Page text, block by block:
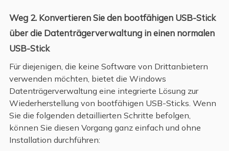
Weg 2. Konvertieren Sie den bootfähigen USB-Stick
über die Datenträgerverwaltung in einen normalen
USB-Stick
Für diejenigen, die keine Software von Drittanbietern
verwenden möchten, bietet die Windows
Datenträgerverwaltung eine integrierte Lösung zur
Wiederherstellung von bootfähigen USB-Sticks. Wenn
Sie die folgenden detaillierten Schritte befolgen,
können Sie diesen Vorgang ganz einfach und ohne
Installation durchführen: